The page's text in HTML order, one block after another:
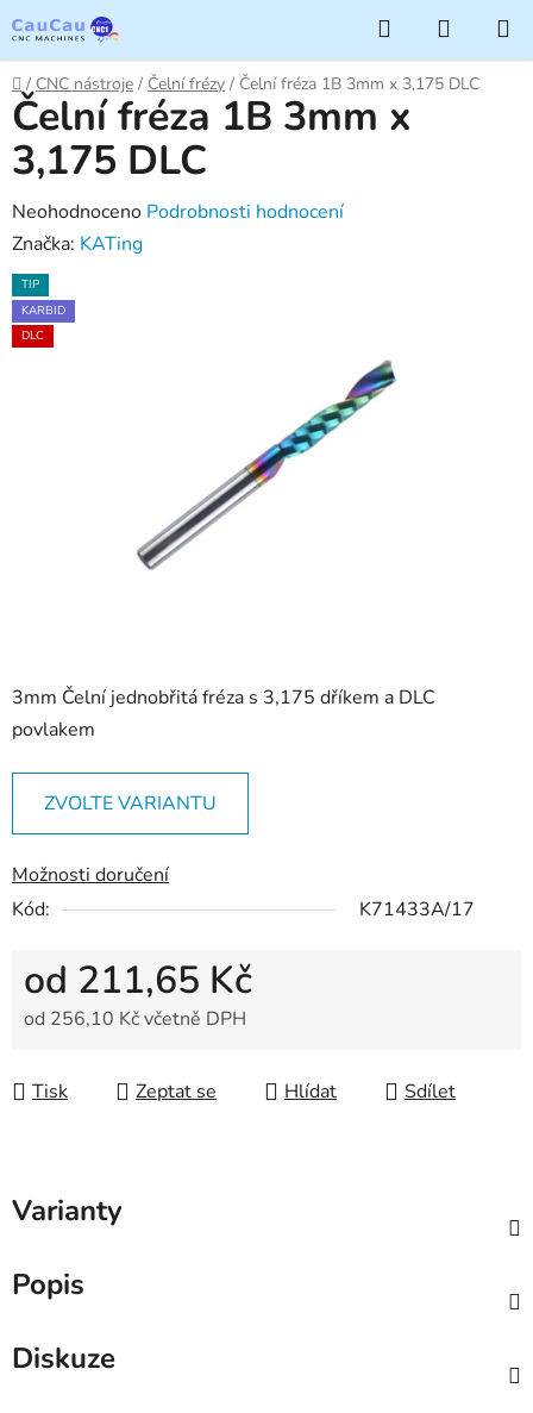
na
obsah
Hledat
KOŠÍK
Domů
/ CNC nástroje / Čelní frézy / Čelní fréza 1B 3mm x 3,175 DLC
3mm Čelní jednobřitá fréza s 3,175 dříkem a DLC
povlakem
ZVOLTE VARIANTU
Možnosti doručení
Kód:
K71433A/17
od 211,65 Kč
od 256,10 Kčvčetně DPH
Tisk
Zeptat se Hlídat Sdílet
Čelní fréza 1B 3mm x
3,175 DLC
Průměrné
hodnocení
produktu
je
0,0
Neohodnoceno Podrobnosti hodnocení
Značka: KATing
TIP
KARBID
DLC
Varianty
Popis
Diskuze